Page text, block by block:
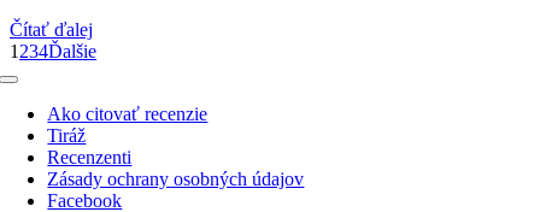
Čítať ďalej
1 234Ďalšie
Toggle
NavigationAko citovať recenzie
Tiráž
Recenzenti
Zásady ochrany osobných údajov
Facebook